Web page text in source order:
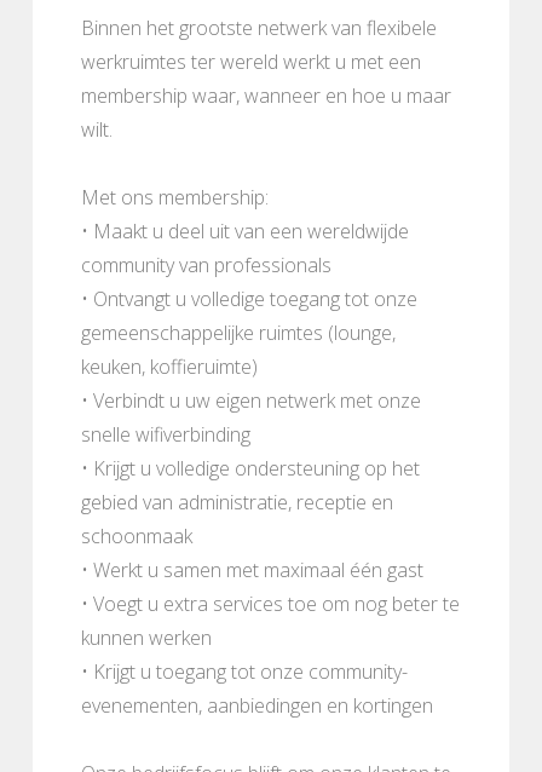
Binnen het grootste netwerk van flexibele
werkruimtes ter wereld werkt u met een
membership waar, wanneer en hoe u maar
wilt.
Met ons membership:
• Maakt u deel uit van een wereldwijde
community van professionals
• Ontvangt u volledige toegang tot onze
gemeenschappelijke ruimtes (lounge,
keuken, koffieruimte)
• Verbindt u uw eigen netwerk met onze
snelle wifiverbinding
• Krijgt u volledige ondersteuning op het
gebied van administratie, receptie en
schoonmaak
• Werkt u samen met maximaal één gast
• Voegt u extra services toe om nog beter te
kunnen werken
• Krijgt u toegang tot onze community-
evenementen, aanbiedingen en kortingen